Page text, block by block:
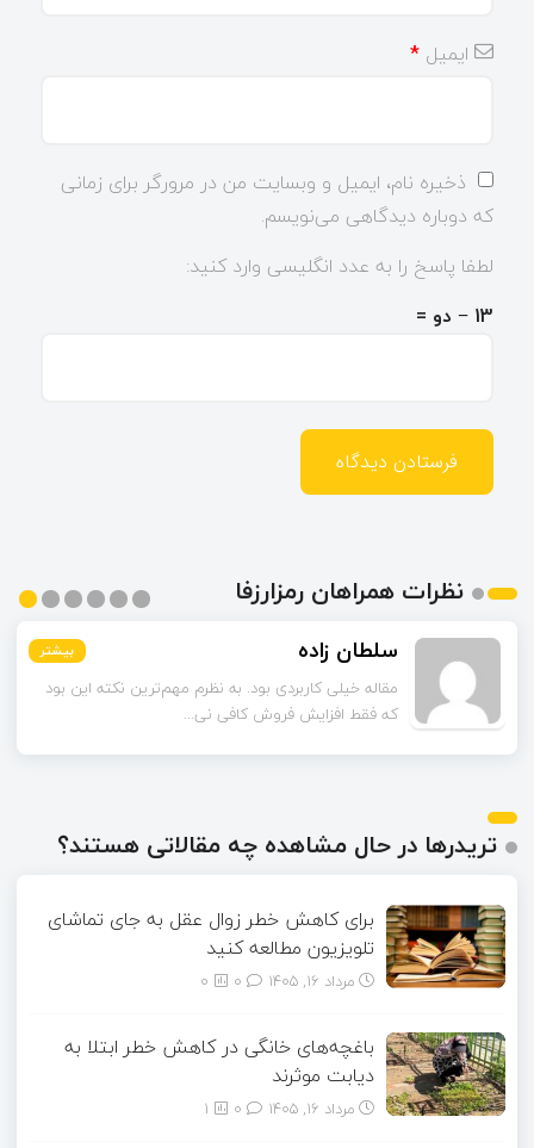
ایمیل *
ذخیره نام، ایمیل و وبسایت من در مرورگر برای زمانی
که دوباره دیدگاهی می‌نویسم.
لطفا پاسخ را به عدد انگلیسی وارد کنید:
13 − دو =
نظرات همراهان رمزارزفا
بیشتر
بیشتر
بیشتر
بیشتر
بیشتر سلطان زاده بیشتر
مقاله خیلی کاربردی بود. به نظرم مهم‌ترین نکته این بود
که فقط افزایش فروش کافی نی...
تریدرها در حال مشاهده چه مقالاتی هستند؟
برای کاهش خطر زوال عقل به جای تماشای
تلویزیون مطالعه کنید
مرداد ۱۶, ۱۴۰۵ 0
باغچه‌های خانگی در کاهش خطر ابتلا به
دیابت موثرند
مرداد ۱۶, ۱۴۰۵ 1